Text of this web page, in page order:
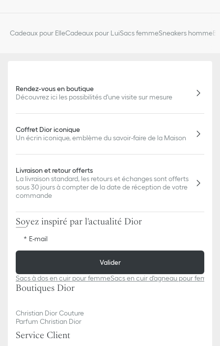
Cadeaux pour ElleCadeaux pour LuiSacs femmeSneakers homme
Rendez-vous en boutique
Découvrez ici les possibilités d'une visite sur mesure
Coffret Dior iconique
Un écrin iconique, emblème du savoir-faire de la Maison
Livraison et retour offerts
La livraison standard, les retours et échanges sont offerts
sous 30 jours à compter de la date de réception de votre
commande
Soyez inspiré par l'actualité Dior
E-mail
Valider
Sacs à dos en cuir pour femmeSacs en cuir d'agneau pour femme
Boutiques Dior
Christian Dior Couture
Parfum Christian Dior
Service Client